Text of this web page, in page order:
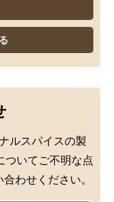
ルスパイスの製
ついてご不明な点
わせください。